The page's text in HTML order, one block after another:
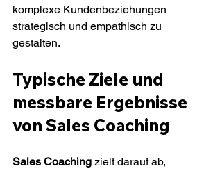
komplexe Kundenbeziehungen
strategisch und empathisch zu
gestalten.
Typische Ziele und
messbare Ergebnisse
von Sales Coaching
Sales Coaching zielt darauf ab,